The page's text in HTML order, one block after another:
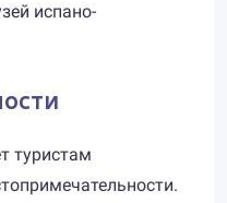
испано-
туристам